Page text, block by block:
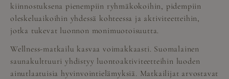
kiinnostuksena pienempiin ryhmäkokoihin, pidempiin
oleskeluaikoihin yhdessä kohteessa ja aktiviteetteihin,
jotka tukevat luonnon monimuotoisuutta.
Wellness-matkailu kasvaa voimakkaasti. Suomalainen
saunakulttuuri yhdistyy luontoaktiviteetteihin luoden
ainutlaatuisia hyvinvointielämyksiä. Matkailijat arvostavat